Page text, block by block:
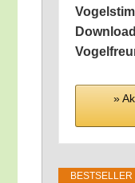
»
BEST­SEL­LER